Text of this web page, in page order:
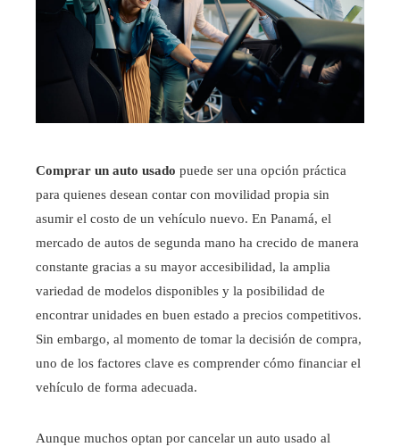
Comprar un auto usado puede ser una opción práctica
para quienes desean contar con movilidad propia sin
asumir el costo de un vehículo nuevo. En Panamá, el
mercado de autos de segunda mano ha crecido de manera
constante gracias a su mayor accesibilidad, la amplia
variedad de modelos disponibles y la posibilidad de
encontrar unidades en buen estado a precios competitivos.
Sin embargo, al momento de tomar la decisión de compra,
uno de los factores clave es comprender cómo financiar el
vehículo de forma adecuada.
Aunque muchos optan por cancelar un auto usado al